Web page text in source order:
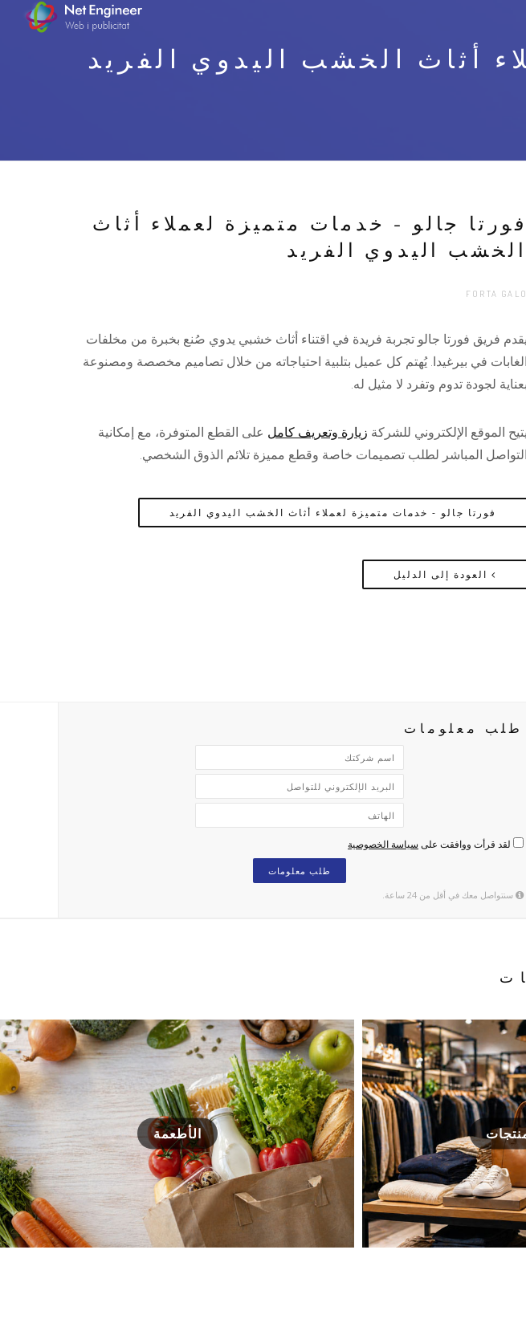
أثاث الخشب اليدوي الفريد
فورتا جالو - خدمات متميزة لعملاء أثاث
الخشب اليدوي الفريد
FORTA GALO
يقدم فريق فورتا جالو تجربة فريدة في اقتناء أثاث خشبي يدوي صُنع بخبرة من مخلفات
الغابات في بيرغيدا. يُهتم كل عميل بتلبية احتياجاته من خلال تصاميم مخصصة ومصنوعة
بعناية لجودة تدوم وتفرد لا مثيل له.
يتيح الموقع الإلكتروني للشركة زيارة وتعريف كامل على القطع المتوفرة، مع إمكانية
التواصل المباشر لطلب تصميمات خاصة وقطع مميزة تلائم الذوق الشخصي.
فورتا جالو - خدمات متميزة لعملاء أثاث الخشب اليدوي الفريد
العودة إلى الدليل
طلب معلومات
لقد قرأت ووافقت على سياسة الخصوصية
طلب معلومات
سنتواصل معك في أقل من 24 ساعة.
الأطعمة